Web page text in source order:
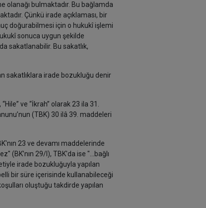
olanağı bulmaktadır. Bu bağlamda
Çünkü irade açıklaması, bir
doğurabilmesi için o hukukî işlemi
sonuca uygun şekilde
sakatlanabilir. Bu sakatlık,
sakatlıklara irade bozukluğu denir
ve “İkrah” olarak 23 ila 31.
(TBK) 30 ilâ 39. maddeleri
23 ve devamı maddelerinde
(BK’nın 29/I), TBK'da ise "...bağlı
irade bozukluğuyla yapılan
bir süre içerisinde kullanabileceği
oluştuğu takdirde yapılan